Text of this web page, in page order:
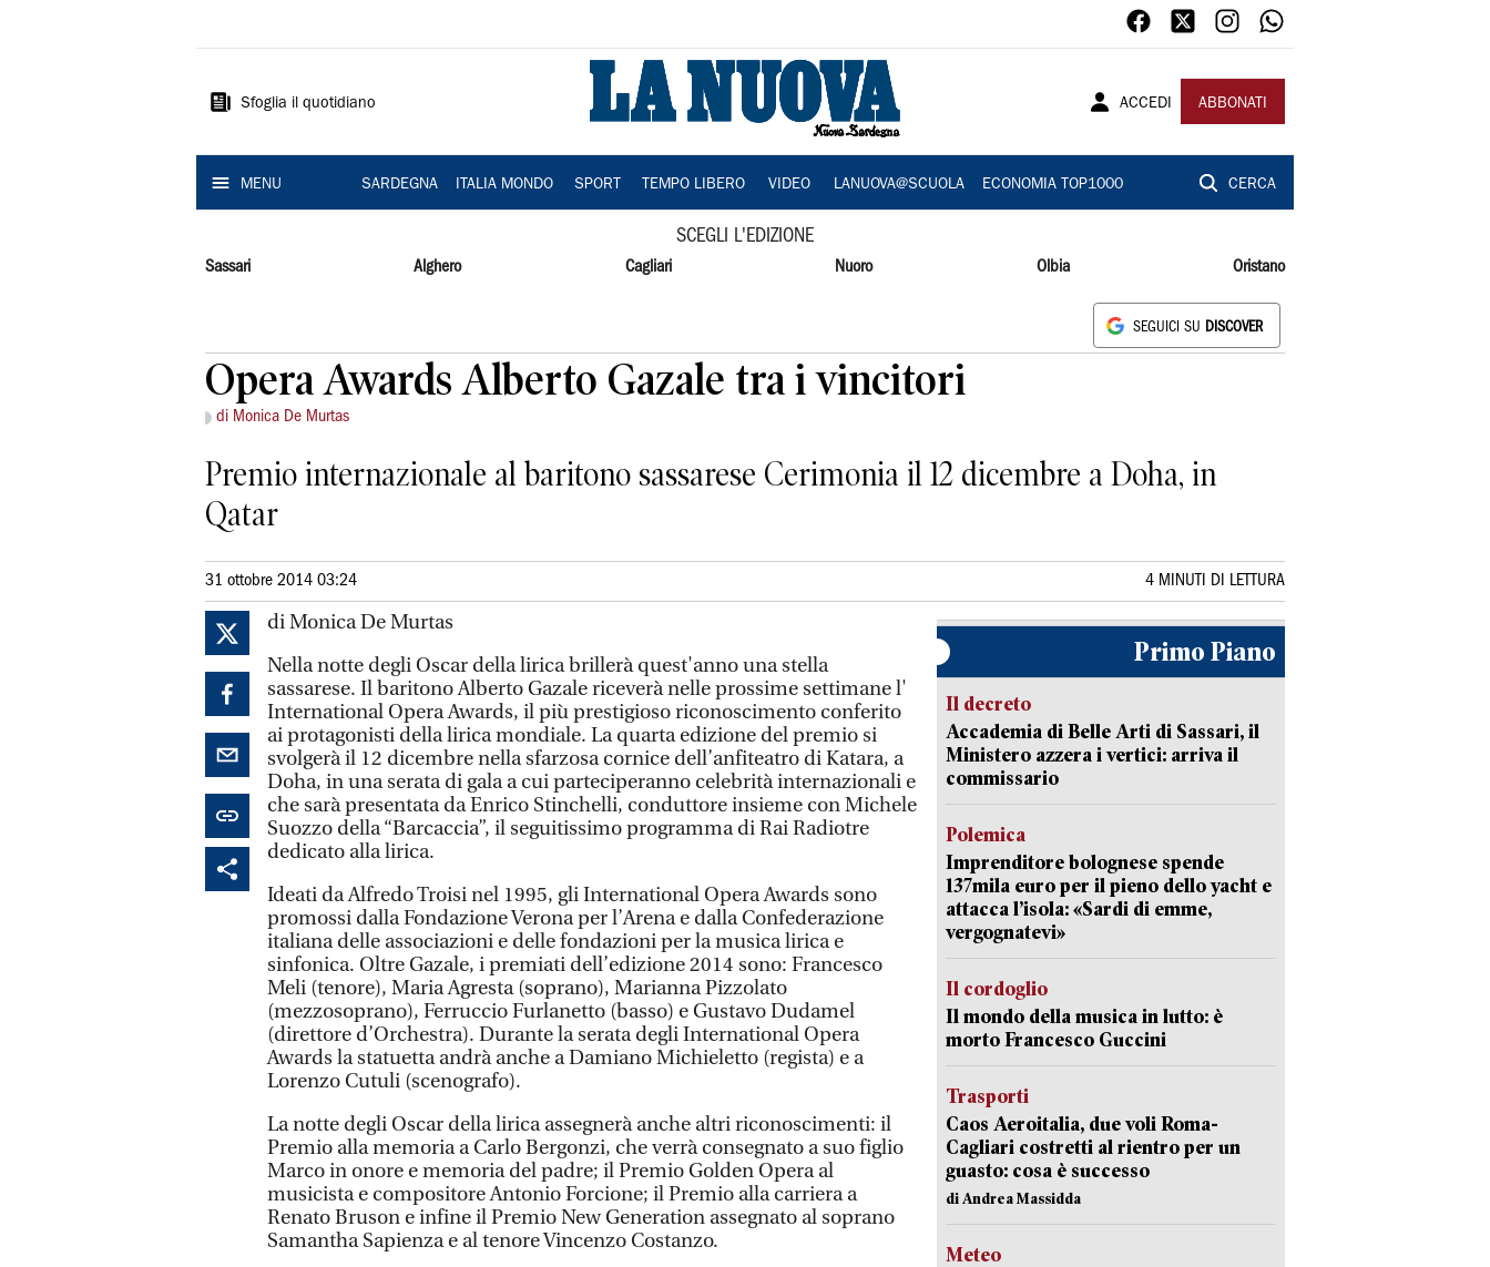
Sardegna
Sfoglia il quotidiano ACCEDI ABBONATI
MENU SARDEGNA ITALIA MONDO SPORT TEMPO LIBERO VIDEO LANUOVA@SCUOLA ECONOMIA TOP1000 CERCA
SCEGLI L'EDIZIONE
Sassari Alghero Cagliari Nuoro Olbia Oristano
SEGUICI SU DISCOVER
Opera Awards Alberto Gazale tra i vincitori
di Monica De Murtas
Premio internazionale al baritono sassarese Cerimonia il 12 dicembre a Doha, in
Qatar
31 ottobre 2014 03:24 4 MINUTI DI LETTURA
di Monica De Murtas
Nella notte degli Oscar della lirica brillerà quest'anno una stella
sassarese. Il baritono Alberto Gazale riceverà nelle prossime settimane l'
International Opera Awards, il più prestigioso riconoscimento conferito
ai protagonisti della lirica mondiale. La quarta edizione del premio si
svolgerà il 12 dicembre nella sfarzosa cornice dell’anfiteatro di Katara, a
Doha, in una serata di gala a cui parteciperanno celebrità internazionali e
che sarà presentata da Enrico Stinchelli, conduttore insieme con Michele
Suozzo della “Barcaccia”, il seguitissimo programma di Rai Radiotre
dedicato alla lirica.
Ideati da Alfredo Troisi nel 1995, gli International Opera Awards sono
promossi dalla Fondazione Verona per l’Arena e dalla Confederazione
italiana delle associazioni e delle fondazioni per la musica lirica e
sinfonica. Oltre Gazale, i premiati dell’edizione 2014 sono: Francesco
Meli (tenore), Maria Agresta (soprano), Marianna Pizzolato
(mezzosoprano), Ferruccio Furlanetto (basso) e Gustavo Dudamel
(direttore d’Orchestra). Durante la serata degli International Opera
Awards la statuetta andrà anche a Damiano Michieletto (regista) e a
Lorenzo Cutuli (scenografo).
La notte degli Oscar della lirica assegnerà anche altri riconoscimenti: il
Premio alla memoria a Carlo Bergonzi, che verrà consegnato a suo figlio
Marco in onore e memoria del padre; il Premio Golden Opera al
musicista e compositore Antonio Forcione; il Premio alla carriera a
Renato Bruson e infine il Premio New Generation assegnato al soprano
Samantha Sapienza e al tenore Vincenzo Costanzo.
Primo Piano
Il decreto
Accademia di Belle Arti di Sassari, il
Ministero azzera i vertici: arriva il
commissario
Polemica
Imprenditore bolognese spende
137mila euro per il pieno dello yacht e
attacca l’isola: «Sardi di emme,
vergognatevi»
Il cordoglio
Il mondo della musica in lutto: è
morto Francesco Guccini
Trasporti
Caos Aeroitalia, due voli Roma-
Cagliari costretti al rientro per un
guasto: cosa è successo
di Andrea Massidda
Meteo